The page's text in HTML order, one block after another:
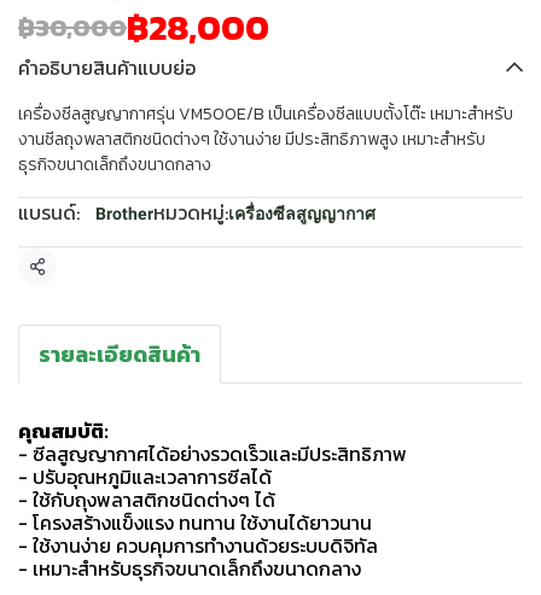
฿30,000฿28,000
คำอธิบายสินค้าแบบย่อ
เครื่องซีลสูญญากาศรุ่น VM500E/B เป็นเครื่องซีลแบบตั้งโต๊ะ เหมาะสำหรับ
งานซีลถุงพลาสติกชนิดต่างๆ ใช้งานง่าย มีประสิทธิภาพสูง เหมาะสำหรับ
ธุรกิจขนาดเล็กถึงขนาดกลาง
แบรนด์: Brotherหมวดหมู่:เครื่องซีลสูญญากาศ
แชร์
รายละเอียดสินค้า
คุณสมบัติ:
- ซีลสูญญากาศได้อย่างรวดเร็วและมีประสิทธิภาพ
- ปรับอุณหภูมิและเวลาการซีลได้
- ใช้กับถุงพลาสติกชนิดต่างๆ ได้
- โครงสร้างแข็งแรง ทนทาน ใช้งานได้ยาวนาน
- ใช้งานง่าย ควบคุมการทำงานด้วยระบบดิจิทัล
- เหมาะสำหรับธุรกิจขนาดเล็กถึงขนาดกลาง